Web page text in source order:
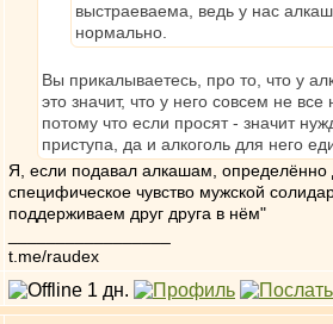
выстраеваема, ведь у нас
нормально.
Вы прикалываетесь, про то, что у
это значит, что у него совсем не
потому что если просят - значит
приступа, да и алкоголь для него
Я, если подавал алкашам, определённо
специфическое чувство мужской
поддерживаем друг друга в нём"
t.me/raudex